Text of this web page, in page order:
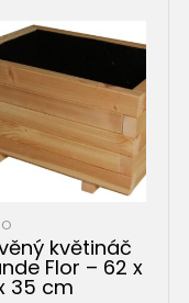
květináč
Flor – 62 x
35 cm